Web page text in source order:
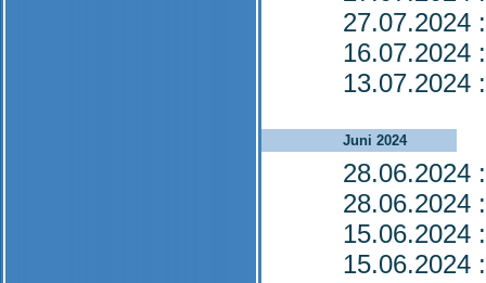
27.07.2024
16.07.2024
13.07.2024
Juni 2024
28.06.2024
28.06.2024
15.06.2024
15.06.2024